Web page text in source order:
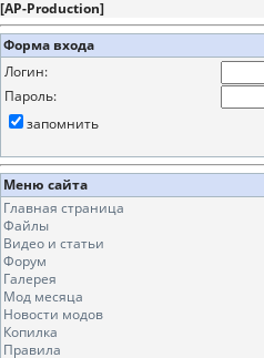
[AP-Production]
Форма входа
Логин:
Пароль:
запомнить
Меню сайта
Главная страница
Файлы
Видео и статьи
Форум
Галерея
Мод месяца
Новости модов
Копилка
Правила